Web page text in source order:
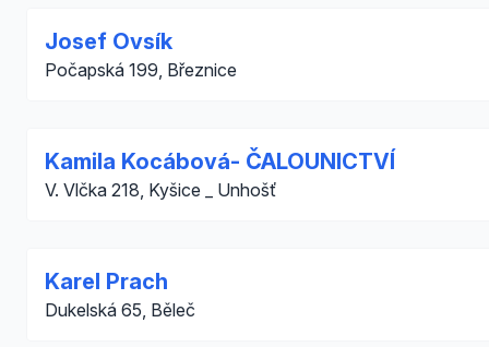
Josef Ovsík
Počapská 199, Březnice
Kamila Kocábová- ČALOUNICTVÍ
V. Vlčka 218, Kyšice _ Unhošť
Karel Prach
Dukelská 65, Běleč